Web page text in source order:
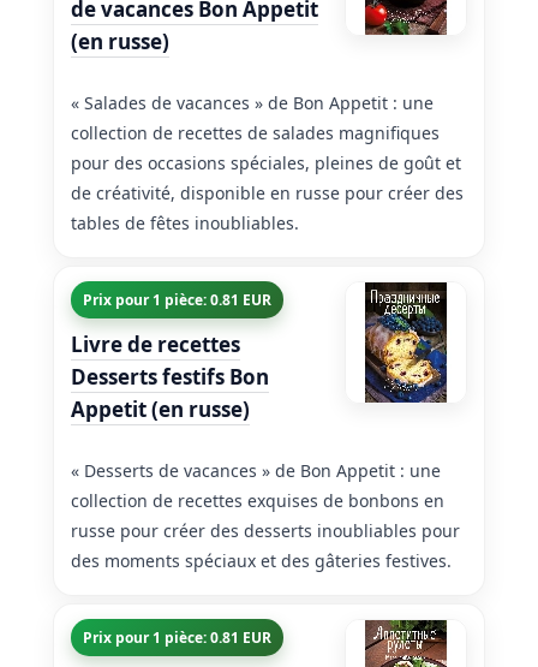
de vacances Bon Appetit
(en russe)
« Salades de vacances » de Bon Appetit : une
collection de recettes de salades magnifiques
pour des occasions spéciales, pleines de goût et
de créativité, disponible en russe pour créer des
tables de fêtes inoubliables.
Prix pour 1 pièce: 0.81 EUR
Livre de recettes
Desserts festifs Bon
Appetit (en russe)
« Desserts de vacances » de Bon Appetit : une
collection de recettes exquises de bonbons en
russe pour créer des desserts inoubliables pour
des moments spéciaux et des gâteries festives.
Prix pour 1 pièce: 0.81 EUR